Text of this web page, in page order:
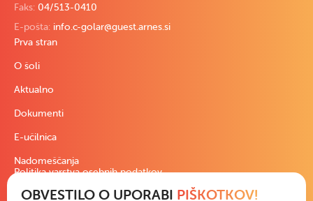
Faks: 04/513-0410
E-pošta: info.c-golar@guest.arnes.si
Prva stran
O šoli
Aktualno
Dokumenti
E-učilnica
Nadomeščanja
Politika varstva osebnih podatkov
Pravno besedilo
OBVESTILO O UPORABI PIŠKOTKOV!